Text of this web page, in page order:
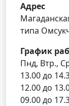
Адрес
типа
График
Пнд, Втр.,
13.00 до
12.00 до
09.00 до